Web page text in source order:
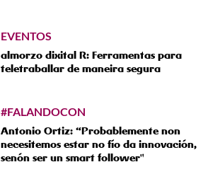
EVENTOS
almorzo dixital R: Ferramentas para
teletraballar de maneira segura
#FALANDOCON
Antonio Ortiz: “Probablemente non
necesitemos estar no fío da innovación,
senón ser un smart follower"